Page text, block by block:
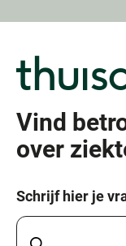
Vind
over
Schrijf hier je